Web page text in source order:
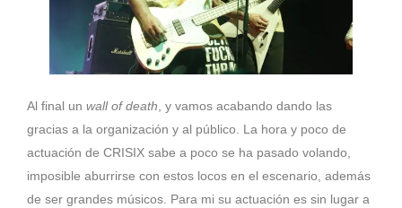
Al final un wall of death, y vamos acabando dando las
gracias a la organización y al público. La hora y poco de
actuación de CRISIX sabe a poco se ha pasado volando,
imposible aburrirse con estos locos en el escenario, además
de ser grandes músicos. Para mi su actuación es sin lugar a